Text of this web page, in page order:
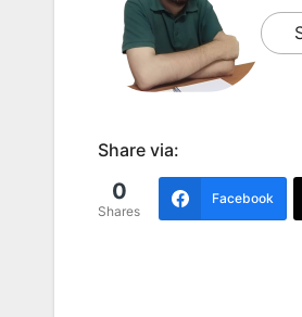
Share via:
0
Shares
Facebook